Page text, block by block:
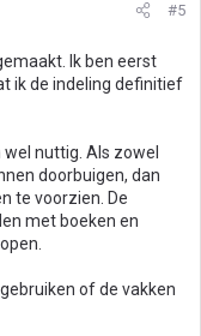
#5
Ik ben eerst
ik de indeling definitief
nuttig. Als zowel
doorbuigen, dan
te voorzien. De
met boeken en
of de vakken